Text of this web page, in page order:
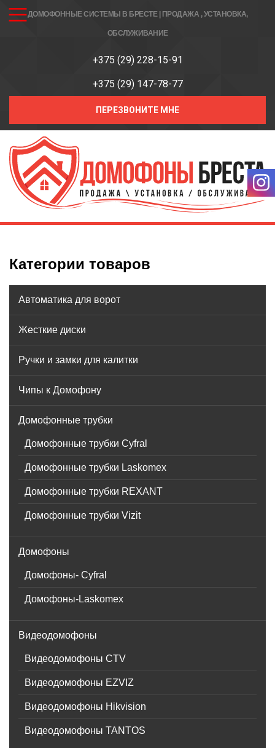
ДОМОФОННЫЕ СИСТЕМЫ В БРЕСТЕ | ПРОДАЖА , УСТАНОВКА,
ОБСЛУЖИВАНИЕ
+375 (29) 228-15-91
+375 (29) 147-78-77
ПЕРЕЗВОНИТЕ МНЕ
Категории товаров
Автоматика для ворот
Жесткие диски
Ручки и замки для калитки
Чипы к Домофону
Домофонные трубки
Домофонные трубки Cyfral
Домофонные трубки Laskomex
Домофонные трубки REXANT
Домофонные трубки Vizit
Домофоны
Домофоны- Cyfral
Домофоны-Laskomex
Видеодомофоны
Видеодомофоны CTV
Видеодомофоны EZVIZ
Видеодомофоны Hikvision
Видеодомофоны TANTOS